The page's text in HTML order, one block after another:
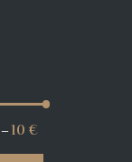
—10 €